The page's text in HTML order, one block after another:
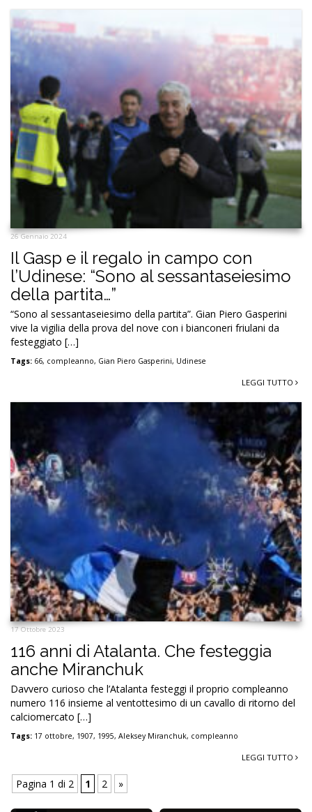
26 Gennaio 2024
Il Gasp e il regalo in campo con
l’Udinese: “Sono al sessantaseiesimo
della partita…”
“Sono al sessantaseiesimo della partita”. Gian Piero Gasperini
vive la vigilia della prova del nove con i bianconeri friulani da
festeggiato […]
Tags: 66, compleanno, Gian Piero Gasperini, Udinese
LEGGI TUTTO
17 Ottobre 2023
116 anni di Atalanta. Che festeggia
anche Miranchuk
Davvero curioso che l’Atalanta festeggi il proprio compleanno
numero 116 insieme al ventottesimo di un cavallo di ritorno del
calciomercato […]
Tags: 17 ottobre, 1907, 1995, Aleksey Miranchuk, compleanno
LEGGI TUTTO
Pagina 1 di 2 1 2 »